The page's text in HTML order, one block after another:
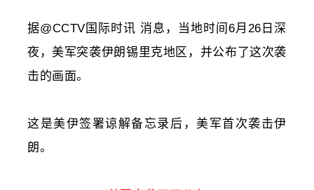
据@CCTV国际时讯 消息，当地时间6月26日深
夜，美军突袭伊朗锡里克地区，并公布了这次袭
击的画面。
这是美伊签署谅解备忘录后，美军首次袭击伊
朗。